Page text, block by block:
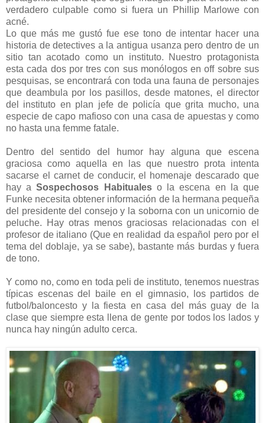
verdadero culpable como si fuera un Phillip Marlowe con
acné.
Lo que más me gustó fue ese tono de intentar hacer una
historia de detectives a la antigua usanza pero dentro de un
sitio tan acotado como un instituto. Nuestro protagonista
esta cada dos por tres con sus monólogos en off sobre sus
pesquisas, se encontrará con toda una fauna de personajes
que deambula por los pasillos, desde matones, el director
del instituto en plan jefe de policía que grita mucho, una
especie de capo mafioso con una casa de apuestas y como
no hasta una femme fatale.
Dentro del sentido del humor hay alguna que escena
graciosa como aquella en las que nuestro prota intenta
sacarse el carnet de conducir, el homenaje descarado que
hay aSospechosos Habituales o la escena en la que
Funke necesita obtener información de la hermana pequeña
del presidente del consejo y la soborna con un unicornio de
peluche. Hay otras menos graciosas relacionadas con el
profesor de italiano (Que en realidad da español pero por el
tema del doblaje, ya se sabe), bastante más burdas y fuera
de tono.
Y como no, como en toda peli de instituto, tenemos nuestras
típicas escenas del baile en el gimnasio, los partidos de
futbol/baloncesto y la fiesta en casa del más guay de la
clase que siempre esta llena de gente por todos los lados y
nunca hay ningún adulto cerca.